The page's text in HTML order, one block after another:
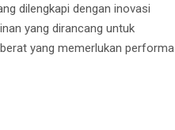
dilengkapi dengan inovasi
yang dirancang untuk
yang memerlukan performa